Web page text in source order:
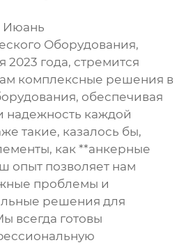
Июань
Оборудования,
2023 года, стремится
комплексные решения в
обеспечивая
надежность каждой
такие, казалось бы,
как **анкерные
опыт позволяет нам
проблемы и
решения для
всегда готовы